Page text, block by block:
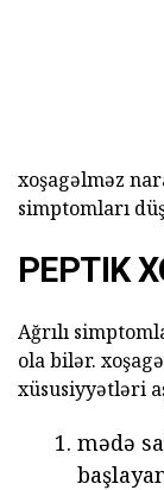
xoşagəlməz
simptomları
PEPTIK
Ağrılı
ola bilər.
xüsusiyyətləri
mədə